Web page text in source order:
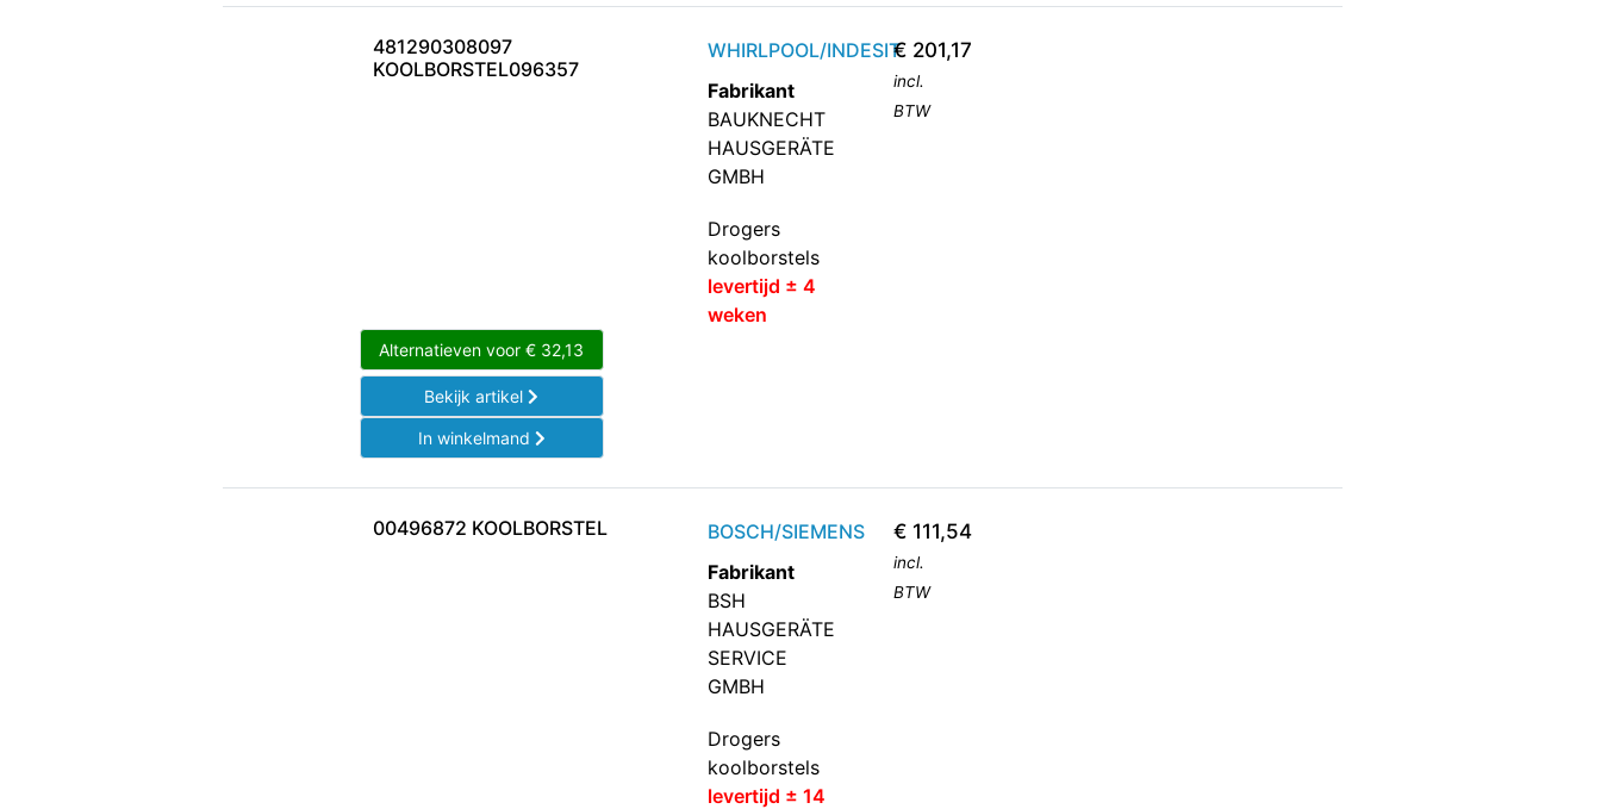
481290308097
KOOLBORSTEL096357
WHIRLPOOL/INDESIT
Fabrikant
BAUKNECHT
HAUSGERÄTE
GMBH
Drogers
koolborstels
levertijd ± 4
weken
€ 201,17
incl.
BTW
Alternatieven voor€ 32,13
Bekijk artikel
In winkelmand
00496872 KOOLBORSTEL
BOSCH/SIEMENS
Fabrikant
BSH
HAUSGERÄTE
SERVICE
GMBH
Drogers
koolborstels
levertijd ± 14
€ 111,54
incl.
BTW